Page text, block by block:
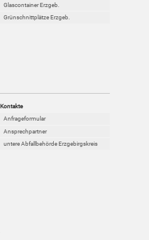
Glascontainer Erzgeb.
Grünschnittplätze Erzgeb.
Kontakte
Anfrageformular
Ansprechpartner
untere Abfallbehörde Erzgebirgskreis